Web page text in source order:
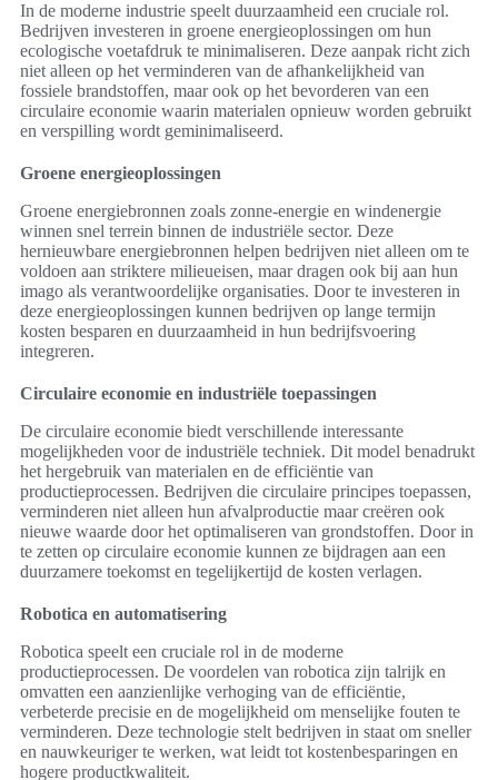
In de moderne industrie speelt duurzaamheid een cruciale rol.
Bedrijven investeren in groene energieoplossingen om hun
ecologische voetafdruk te minimaliseren. Deze aanpak richt zich
niet alleen op het verminderen van de afhankelijkheid van
fossiele brandstoffen, maar ook op het bevorderen van een
circulaire economie waarin materialen opnieuw worden gebruikt
en verspilling wordt geminimaliseerd.
Groene energieoplossingen
Groene energiebronnen zoals zonne-energie en windenergie
winnen snel terrein binnen de industriële sector. Deze
hernieuwbare energiebronnen helpen bedrijven niet alleen om te
voldoen aan striktere milieueisen, maar dragen ook bij aan hun
imago als verantwoordelijke organisaties. Door te investeren in
deze energieoplossingen kunnen bedrijven op lange termijn
kosten besparen en duurzaamheid in hun bedrijfsvoering
integreren.
Circulaire economie en industriële toepassingen
De circulaire economie biedt verschillende interessante
mogelijkheden voor de industriële techniek. Dit model benadrukt
het hergebruik van materialen en de efficiëntie van
productieprocessen. Bedrijven die circulaire principes toepassen,
verminderen niet alleen hun afvalproductie maar creëren ook
nieuwe waarde door het optimaliseren van grondstoffen. Door in
te zetten op circulaire economie kunnen ze bijdragen aan een
duurzamere toekomst en tegelijkertijd de kosten verlagen.
Robotica en automatisering
Robotica speelt een cruciale rol in de moderne
productieprocessen. De voordelen van robotica zijn talrijk en
omvatten een aanzienlijke verhoging van de efficiëntie,
verbeterde precisie en de mogelijkheid om menselijke fouten te
verminderen. Deze technologie stelt bedrijven in staat om sneller
en nauwkeuriger te werken, wat leidt tot kostenbesparingen en
hogere productkwaliteit.